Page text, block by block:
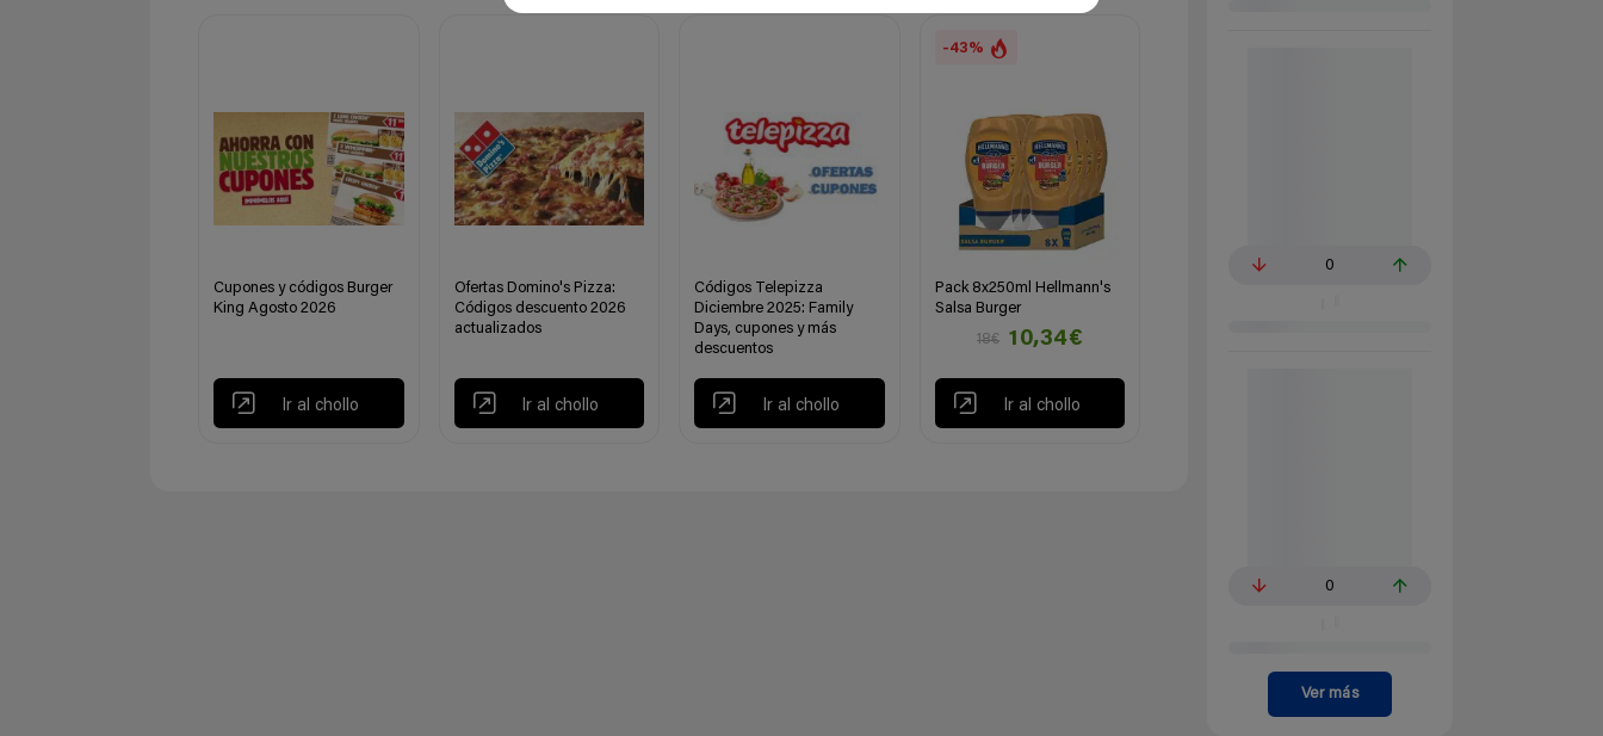
Cupones y códigos Burger
King Agosto 2026
Ir al chollo
Ofertas Domino's Pizza:
Códigos descuento 2026
actualizados
Ir al chollo
Códigos Telepizza
Diciembre 2025: Family
Days, cupones y más
descuentos
Ir al chollo
-43%
Pack 8x250ml Hellmann's
Salsa Burger
18€
10,34€
Ir al chollo
0
0
Ver más